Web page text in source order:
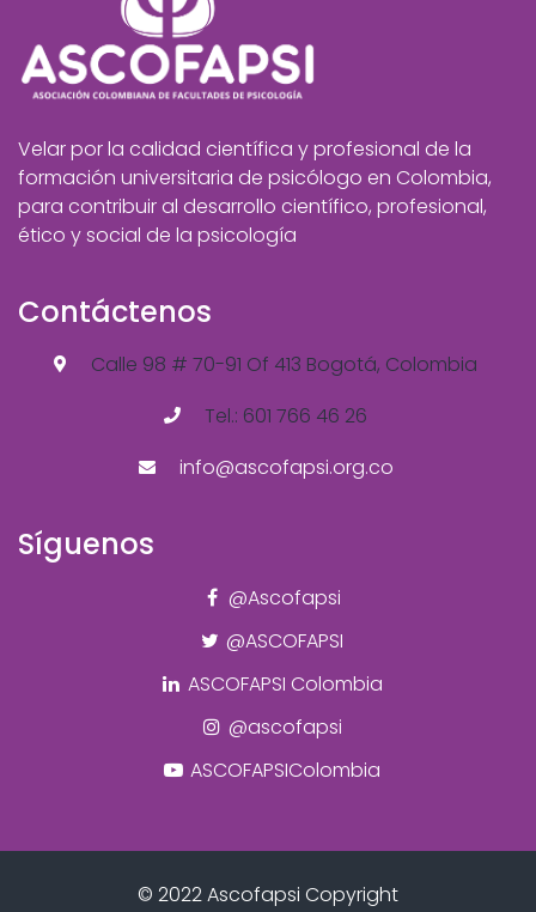
Velar por la calidad científica y profesional de la
formación universitaria de psicólogo en Colombia,
para contribuir al desarrollo científico, profesional,
ético y social de la psicología
Contáctenos
Calle 98 # 70-91 Of 413 Bogotá, Colombia
Tel.: 601 766 46 26
info@ascofapsi.org.co
Síguenos
@Ascofapsi
@ASCOFAPSI
ASCOFAPSI Colombia
@ascofapsi
ASCOFAPSIColombia
© 2022 Ascofapsi Copyright